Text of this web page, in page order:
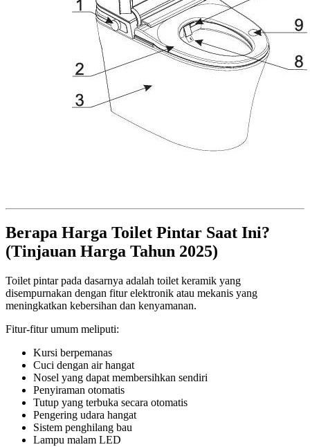
Berapa Harga Toilet Pintar Saat Ini?
(Tinjauan Harga Tahun 2025)
Toilet pintar pada dasarnya adalah toilet keramik yang
disempurnakan dengan fitur elektronik atau mekanis yang
meningkatkan kebersihan dan kenyamanan.
Fitur-fitur umum meliputi:
Kursi berpemanas
Cuci dengan air hangat
Nosel yang dapat membersihkan sendiri
Penyiraman otomatis
Tutup yang terbuka secara otomatis
Pengering udara hangat
Sistem penghilang bau
Lampu malam LED